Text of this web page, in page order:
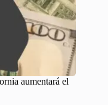
aumentará el